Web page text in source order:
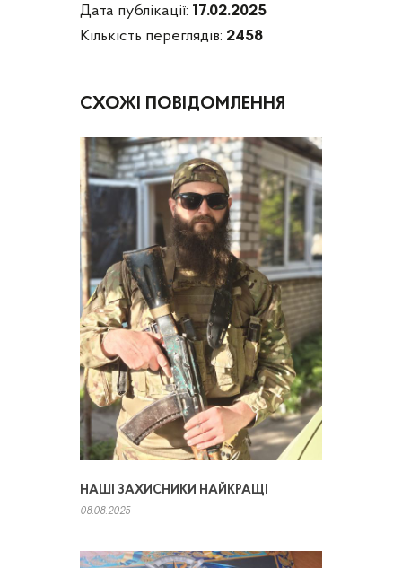
Дата публікації: 17.02.2025
Кількість переглядів: 2458
СХОЖІ ПОВІДОМЛЕННЯ
НАШІ ЗАХИСНИКИ НАЙКРАЩІ
08.08.2025